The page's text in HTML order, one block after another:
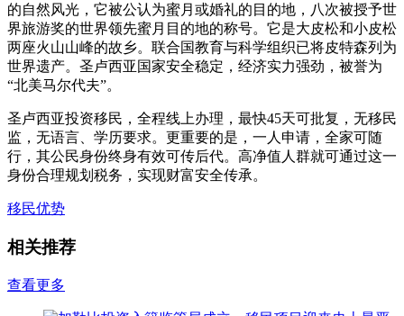
的自然风光，它被公认为蜜月或婚礼的目的地，八次被授予世
界旅游奖的世界领先蜜月目的地的称号。它是大皮松和小皮松
两座火山山峰的故乡。联合国教育与科学组织已将皮特森列为
世界遗产。圣卢西亚国家安全稳定，经济实力强劲，被誉为
“北美马尔代夫”。
圣卢西亚投资移民，全程线上办理，最快45天可批复，无移民
监，无语言、学历要求。更重要的是，一人申请，全家可随
行，其公民身份终身有效可传后代。高净值人群就可通过这一
身份合理规划税务，实现财富安全传承。
移民优势
相关推荐
查看更多